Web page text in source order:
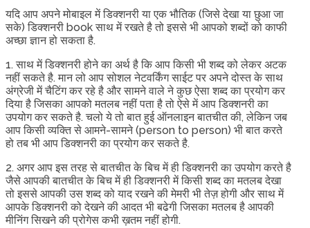
यदि आप अपने मोबाइल में डिक्शनरी या एक भौतिक (जिसे देखा या छुआ जा
सके) डिक्शनरी book साथ में रखते है तो इससे भी आपको शब्दों को काफी
अच्छा ज्ञान हो सकता है.
1. साथ में डिक्शनरी होने का अर्थ है कि आप किसी भी शब्द को लेकर अटक
नहीं सकते है. मान लो आप सोशल नेटवर्किंग साईट पर अपने दोस्त के साथ
अंग्रेजी में चैटिंग कर रहे है और सामने वाले ने कुछ ऐसा शब्द का प्रयोग कर
दिया है जिसका आपको मतलब नहीं पता है तो ऐसे में आप डिक्शनरी का
उपयोग कर सकते है. चलो ये तो बात हुई ऑनलाइन बातचीत की, लेकिन जब
आप किसी व्यक्ति से आमने-सामने (person to person) भी बात करते
हो तब भी आप डिक्शनरी का प्रयोग कर सकते है.
2. अगर आप इस तरह से बातचीत के बिच में ही डिक्शनरी का उपयोग करते है
जैसे आपकी बातचीत के बिच में ही डिक्शनरी में किसी शब्द का मतलब देखा
तो इससे आपकी उस शब्द को याद रखने की मेमरी भी तेज़ होगी और साथ में
आपके डिक्शनरी को देखने की आदत भी बढेगी जिसका मतलब है आपकी
मीनिंग सिखने की प्रोगेस कभी ख़तम नहीं होगी.